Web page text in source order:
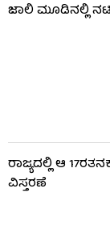
ಜಾಲಿ ಮೂಡಿನಲ್ಲಿ
ರಾಜ್ಯದಲ್ಲಿ ಆ
ವಿಸ್ತರಣೆ